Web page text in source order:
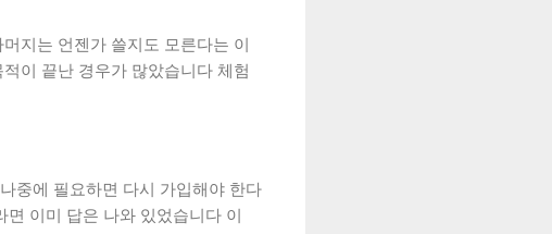
지는 언젠가 쓸지도 모른다는 이
이 끝난 경우가 많았습니다 체험
중에 필요하면 다시 가입해야 한다
이미 답은 나와 있었습니다 이